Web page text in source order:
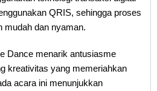
QRIS, sehingga proses
mudah dan nyaman.
Dance menarik antusiasme
kreativitas yang memeriahkan
acara ini menunjukkan